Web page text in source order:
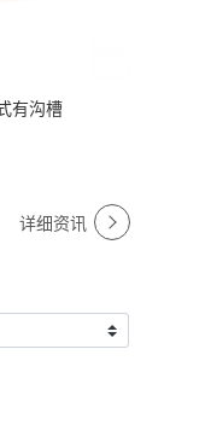
有沟槽
详细资讯